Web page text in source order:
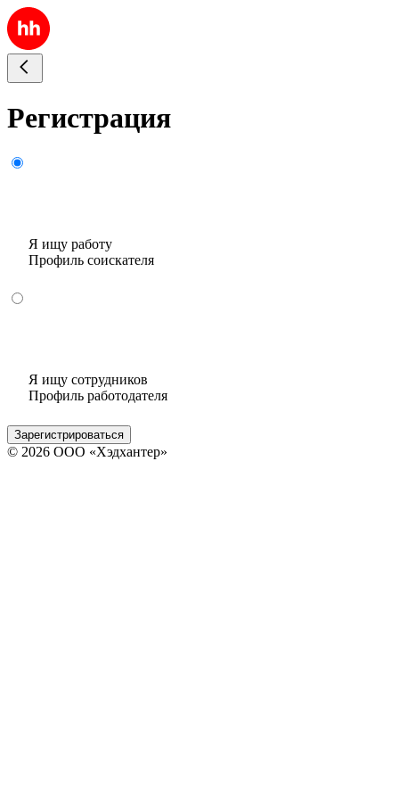
Регистрация
Я ищу работу
Профиль соискателя
Я ищу сотрудников
Профиль работодателя
Зарегистрироваться
© 2026 ООО «Хэдхантер»